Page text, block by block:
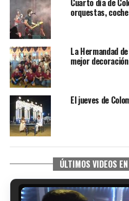
orquestas,
La Hermandad
mejor
El jueves de
ÚLTIMOS VIDEOS